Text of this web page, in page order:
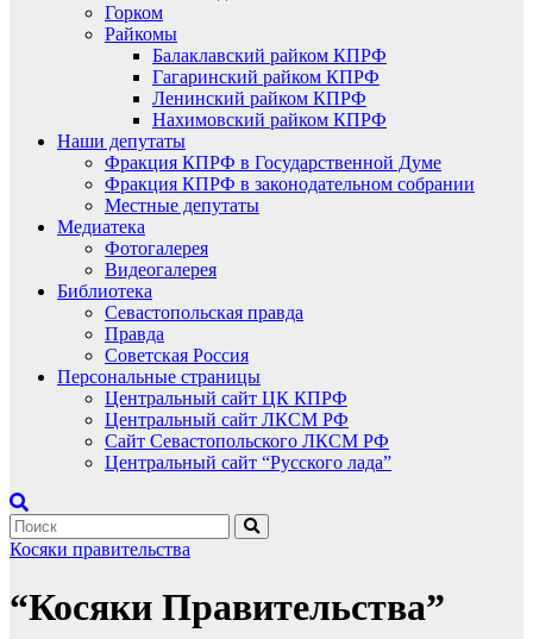
Горком
Райкомы
Балаклавский райком КПРФ
Гагаринский райком КПРФ
Ленинский райком КПРФ
Нахимовский райком КПРФ
Наши депутаты
Фракция КПРФ в Государственной Думе
Фракция КПРФ в законодательном собрании
Местные депутаты
Медиатека
Фотогалерея
Видеогалерея
Библиотека
Севастопольская правда
Правда
Советская Россия
Персональные страницы
Центральный сайт ЦК КПРФ
Центральный сайт ЛКСМ РФ
Сайт Севастопольского ЛКСМ РФ
Центральный сайт “Русского лада”
Косяки правительства
“Косяки Правительства”